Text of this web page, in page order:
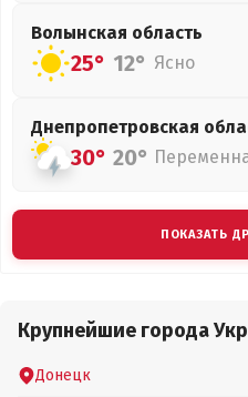
Волынская область
25° 12° Ясно
Днепропетровская
30° 20°
ПОКАЗАТЬ
Крупнейшие города
Донецк